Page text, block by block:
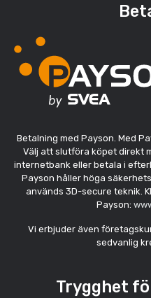
Betalning med Payson. Med
Välj att slutföra köpet direkt
internetbank eller betala i
Payson håller höga
används 3D-secure teknik.
Payson:
Vi erbjuder även
sedvanlig
Trygghet